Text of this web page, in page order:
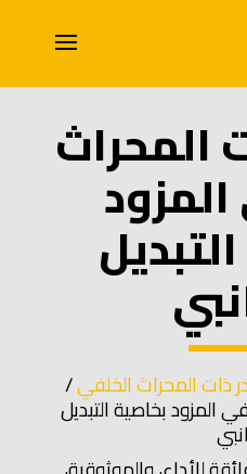
المحراث
ذات المحراث الخلفي/
المزود بخاصية التبديل